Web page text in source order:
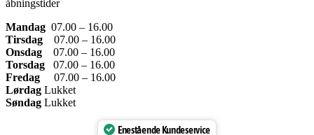
åbningstider
Mandag 07.00 – 16.00
Tirsdag 07.00 – 16.00
Onsdag 07.00 – 16.00
Torsdag 07.00 – 16.00
Fredag 07.00 – 16.00
Lørdag Lukket
Søndag Lukket
Enestående Kundeservice